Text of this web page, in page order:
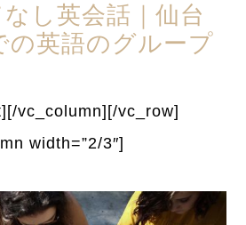
し英会話｜仙台
の英語のグループ
vc_column][/vc_row]
width=”2/3″]